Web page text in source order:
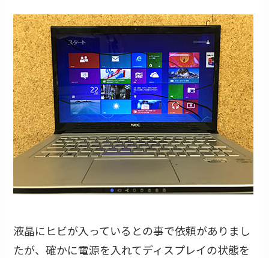
液晶にヒビが入っているとの事で依頼がありまし
たが、確かに電源を入れてディスプレイの状態を